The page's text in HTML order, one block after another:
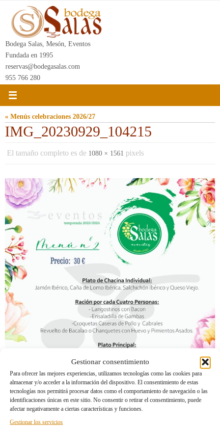
Gestionar consentimiento
Para ofrecer las mejores experiencias, utilizamos tecnologías como las cookies para
almacenar y/o acceder a la información del dispositivo. El consentimiento de estas
tecnologías nos permitirá procesar datos como el comportamiento de navegación o las
identificaciones únicas en este sitio. No consentir o retirar el consentimiento, puede
afectar negativamente a ciertas características y funciones.
Gestionar los servicios
contenido
Bodega Salas, Mesón, Eventos
Fundada en 1995
reservas@bodegasalas.com
955 766 280
« Menús celebraciones 2026/27
IMG_20230929_104215
El tamaño completo es de 1080 × 1561 pixels